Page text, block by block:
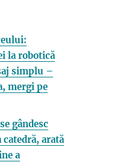
la robotică
simplu –
mergi pe
gândesc
arată
a